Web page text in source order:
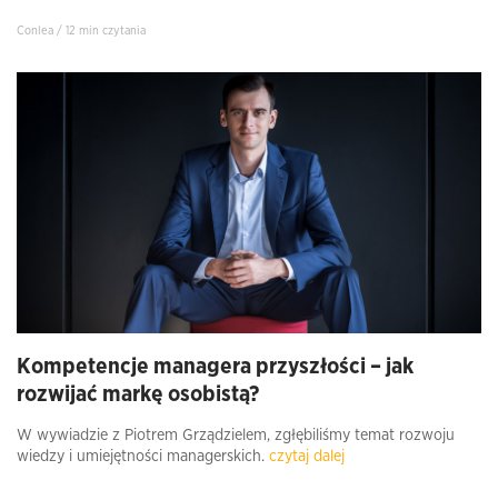
Conlea / 12 min czytania
Kompetencje managera przyszłości – jak
rozwijać markę osobistą?
W wywiadzie z Piotrem Grządzielem, zgłębiliśmy temat rozwoju
wiedzy i umiejętności managerskich. czytaj dalej